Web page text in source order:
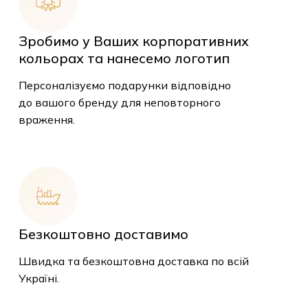
Зробимо у Ваших корпоративних
кольорах та нанесемо логотип
Персоналізуємо подарунки відповідно
до вашого бренду для неповторного
враження.
Безкоштовно доставимо
Швидка та безкоштовна доставка по всій
Україні.